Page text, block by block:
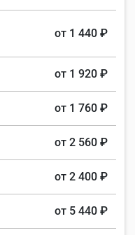
от 1 440 ₽
от 1 920 ₽
от 1 760 ₽
от 2 560 ₽
от 2 400 ₽
от 5 440 ₽